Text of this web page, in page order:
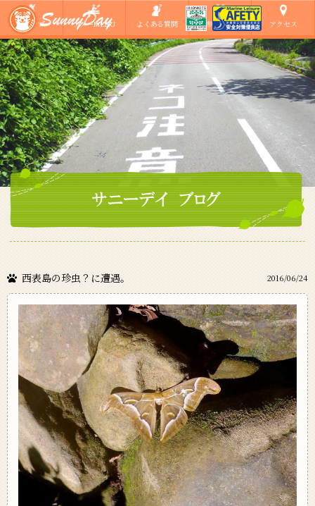
ショップ ツアーMENU よくある質問 ご参加の方へ アクセス
西表島の珍虫？に遭遇。 2016/06/24